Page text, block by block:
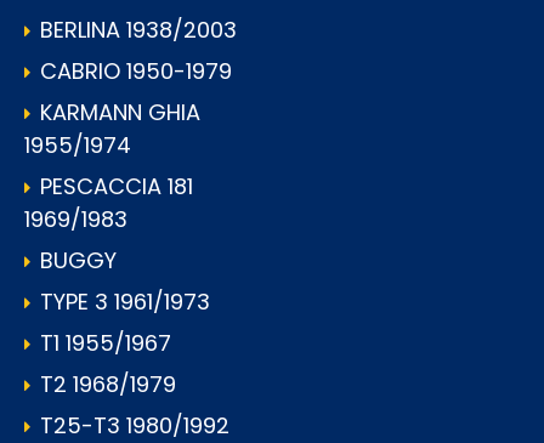
BERLINA 1938/2003
CABRIO 1950-1979
KARMANN GHIA
1955/1974
PESCACCIA 181
1969/1983
BUGGY
TYPE 3 1961/1973
T1 1955/1967
T2 1968/1979
T25-T3 1980/1992